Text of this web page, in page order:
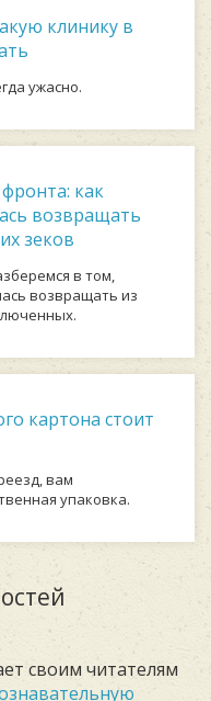
клинику в
ужасно.
как
возвращать
зеков
в том,
возвращать из
картона стоит
вам
упаковка.
своим читателям